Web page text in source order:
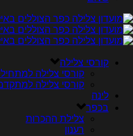
קורסי צלילה
קורסי צלילה
קורסי צלילה
לינה
בכפר
צלילת ההכרות
רענון